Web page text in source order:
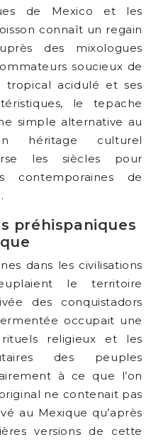
de Mexico et les
connaît un regain
des mixologues
soucieux de
tropical acidulé et ses
le tepache
simple alternative au
héritage culturel
les siècles pour
contemporaines de
préhispaniques
dans les civilisations
le territoire
des conquistadors
occupait une
religieux et les
des peuples
à ce que l’on
ne contenait pas
au Mexique qu’après
versions de cette